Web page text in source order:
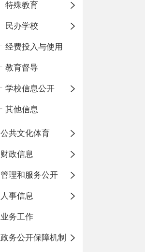
特殊教育
民办学校
经费投入与使用
教育督导
学校信息公开
其他信息
公共文化体育
财政信息
管理和服务公开
人事信息
业务工作
政务公开保障机制